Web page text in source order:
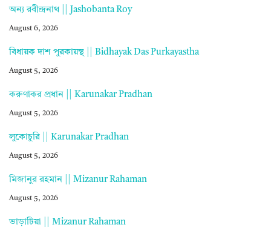
অন্য রবীন্দ্রনাথ || Jashobanta Roy
August 6, 2026
বিধায়ক দাশ পুরকায়স্থ || Bidhayak Das Purkayastha
August 5, 2026
করুণাকর প্রধান || Karunakar Pradhan
August 5, 2026
লুকোচুরি || Karunakar Pradhan
August 5, 2026
মিজানুর রহমান || Mizanur Rahaman
August 5, 2026
ভাড়াটিয়া || Mizanur Rahaman